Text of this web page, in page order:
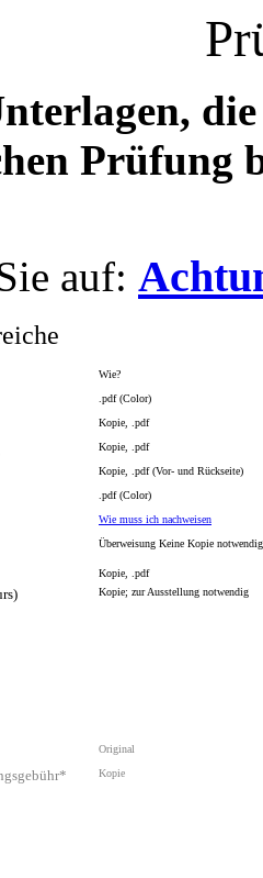
Prüfung
auf:
Wie?
.pdf (Color)
Kopie, .pdf
Kopie, .pdf
Kopie, .pdf (Vor- und Rückseite)
.pdf (Color)
Wie muss ich nachweisen
Überweisung Keine Kopie notwendig
Kopie, .pdf
Kopie; zur Ausstellung notwendig
Original
Kopie